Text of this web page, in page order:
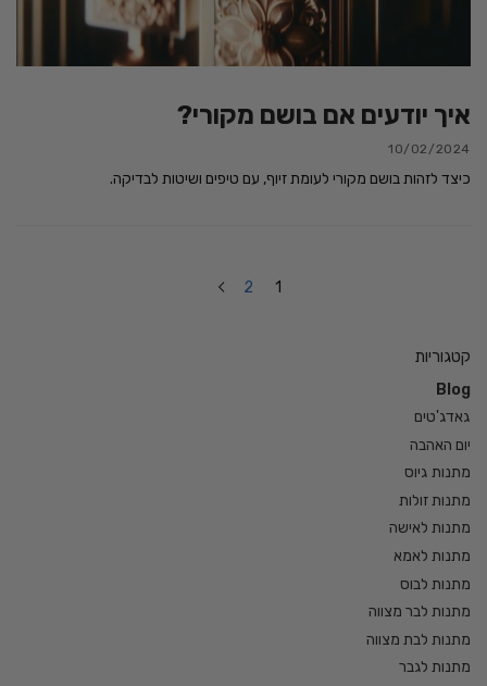
איך יודעים אם בושם מקורי?
10/02/2024
כיצד לזהות בושם מקורי לעומת זיוף, עם טיפים ושיטות לבדיקה.
1
2
קטגוריות
Blog
גאדג'טים
יום האהבה
מתנות גיוס
מתנות זולות
מתנות לאישה
מתנות לאמא
מתנות לבוס
מתנות לבר מצווה
מתנות לבת מצווה
מתנות לגבר